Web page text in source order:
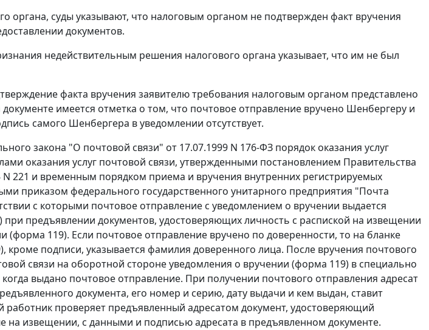
органа, суды указывают, что налоговым органом не подтвержден факт вручения
документов.
недействительным решения налогового органа указывает, что им не был
факта вручения заявителю требования налоговым органом представлено
имеется отметка о том, что почтовое отправление вручено Шенбергеру и
самого Шенбергера в уведомлении отсутствует.
закона "О почтовой связи" от 17.07.1999 N 176-ФЗ порядок оказания услуг
оказания услуг почтовой связи, утвержденными постановлением Правительства
N 221 и временным порядком приема и вручения внутренних регистрируемых
приказом федерального государственного унитарного предприятия "Почта
с которыми почтовое отправление с уведомлением о вручении выдается
при предъявлении документов, удостоверяющих личность с распиской на извещении
(форма 119). Если почтовое отправление вручено по доверенности, то на бланке
кроме подписи, указывается фамилия доверенного лица. После вручения почтового
связи на оборотной стороне уведомления о вручении (форма 119) в специально
выдано почтовое отправление. При получении почтового отправления адресат
документа, его номер и серию, дату выдачи и кем выдан, ставит
работник проверяет предъявленный адресатом документ, удостоверяющий
на извещении, с данными и подписью адресата в предъявленном документе.